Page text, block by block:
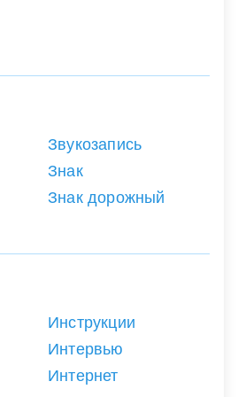
Звукозапись
Знак
Знак дорожный
Инструкции
Интервью
Интернет